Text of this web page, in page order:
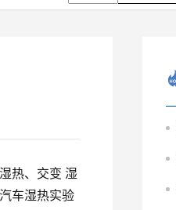
热、交变 湿
车湿热实验